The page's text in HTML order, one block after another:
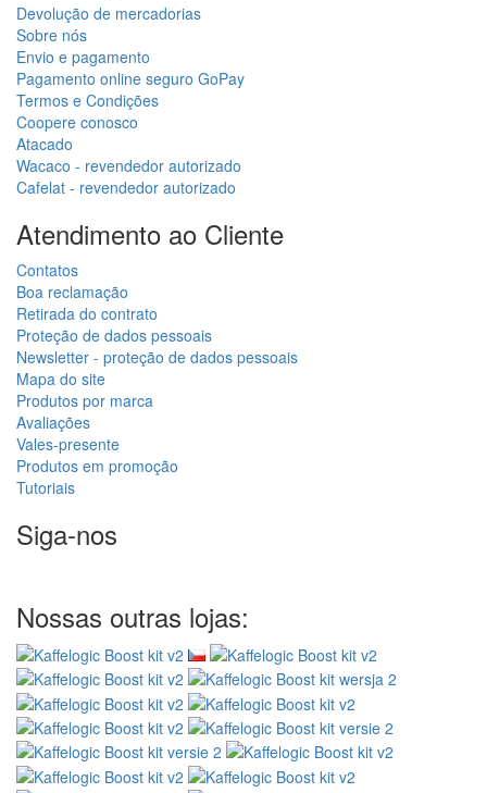
Devolução de mercadorias
Sobre nós
Envio e pagamento
Pagamento online seguro GoPay
Termos e Condições
Coopere conosco
Atacado
Wacaco - revendedor autorizado
Cafelat - revendedor autorizado
Atendimento ao Cliente
Contatos
Boa reclamação
Retirada do contrato
Proteção de dados pessoais
Newsletter - proteção de dados pessoais
Mapa do site
Produtos por marca
Avaliações
Vales-presente
Produtos em promoção
Tutoriais
Siga-nos
Nossas outras lojas: